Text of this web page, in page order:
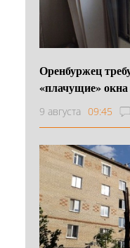
Оренбуржец
«плачущие» окна
9 августа 09:45